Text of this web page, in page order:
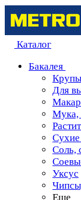
Каталог
Бакалея
Для
Мука,
Сухие
Соль,
Уксус
Еще